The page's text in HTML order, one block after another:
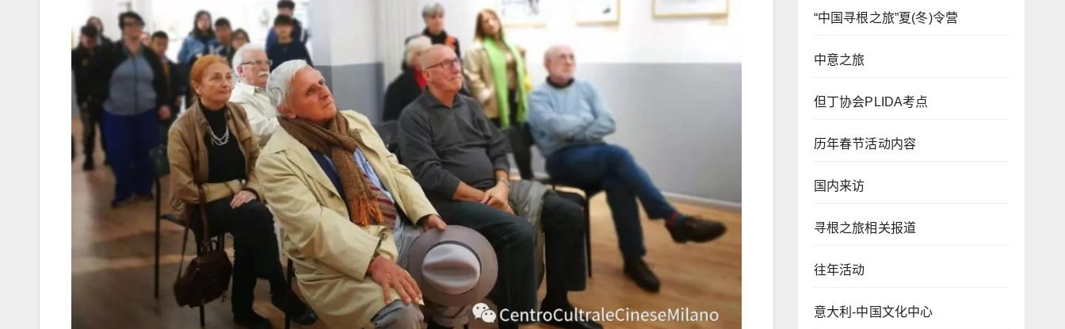
“中国寻根之旅”夏(冬)令营
中意之旅
但丁协会PLIDA考点
历年春节活动内容
国内来访
寻根之旅相关报道
往年活动
意大利-中国文化中心